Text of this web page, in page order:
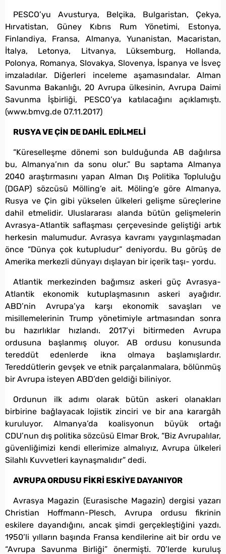
PESCO’yu Avusturya, Belçika, Bulgaristan, Çekya,
Hırvatistan, Güney Kıbrıs Rum Yönetimi, Estonya,
Finlandiya, Fransa, Almanya, Yunanistan, Macaristan,
İtalya, Letonya, Litvanya, Lüksemburg, Hollanda,
Polonya, Romanya, Slovakya, Slovenya, İspanya ve İsveç
imzaladılar. Diğerleri inceleme aşamasındalar. Alman
Savunma Bakanlığı, 20 Avrupa ülkesinin, Avrupa Daimi
Savunma İşbirliği, PESCO’ya katılacağını açıklamıştı.
(www.bmvg.de 07.11.2017)
RUSYA VE ÇİN DE DAHİL EDİLMELİ
“Küreselleşme dönemi son bulduğunda AB dağılırsa
bu, Almanya’nın da sonu olur.” Bu saptama Almanya
2040 araştırmasını yapan Alman Dış Politika Topluluğu
(DGAP) sözcüsü Mölling’e ait. Möling’e göre Almanya,
Rusya ve Çin gibi yükselen ülkeleri gelişme süreçlerine
dahil etmelidir. Uluslararası alanda bütün gelişmelerin
Avrasya-Atlantik saflaşması çerçevesinde geliştiği artık
herkesin malumudur. Avrasya kavramı yaygınlaşmadan
önce “Dünya çok kutupludur” deniyordu. Bu görüş de
Amerika merkezli dünyayı dışlayan bir içerik taşı- yordu.
Atlantik merkezinden bağımsız askeri güç Avrasya-
Atlantik ekonomik kutuplaşmasının askeri ayağıdır.
ABD’nin Avrupa’ya karşı ekonomik savaşları ve
misillemelerinin Trump yönetimiyle artmasından sonra
bu hazırlıklar hızlandı. 2017’yi bitirmeden Avrupa
ordusuna başlanmış oluyor. AB ordusu konusunda
tereddüt edenlerde ikna olmaya başlamışlardır.
Tereddütlerin gevşek ve etnik parçalanmalara, bölünmüş
bir Avrupa isteyen ABD’den geldiği biliniyor.
Ordunun ilk adımı olarak bütün askeri olanakları
birbirine bağlayacak lojistik zinciri ve bir ana karargâh
kuruluyor. Almanya’da koalisyonun büyük ortağı
CDU’nun dış politika sözcüsü Elmar Brok, “Biz Avrupalılar,
güvenliğimizi kendi ellerimize almalıyız, Avrupa ülkeleri
Silahlı Kuvvetleri kaynaşmalıdır” dedi.
AVRUPA ORDUSU FİKRİ ESKİYE DAYANIYOR
Avrasya Magazin (Eurasische Magazin) dergisi yazarı
Christian Hoffmann-Plesch, Avrupa ordusu fikrinin
eskilere dayandığını, ancak şimdi gerçekleştiğini yazdı.
1950’li yılların başında Fransa kendilerine ait bir ordu ve
“Avrupa Savunma Birliği” önermişti. 70’lerde kuruluş